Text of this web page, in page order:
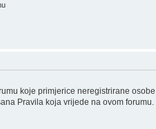
koje primjerice neregistrirane osobe
Pravila koja vrijede na ovom forumu.